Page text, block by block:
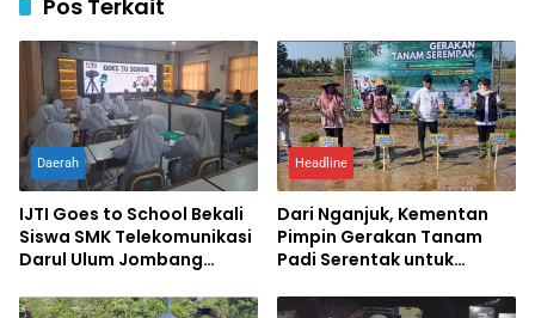
Pos Terkait
Daerah
IJTI Goes to School Bekali
Siswa SMK Telekomunikasi
Darul Ulum Jombang
Headline
Dari Nganjuk, Kementan
Pimpin Gerakan Tanam
Padi Serentak untuk
Pangan